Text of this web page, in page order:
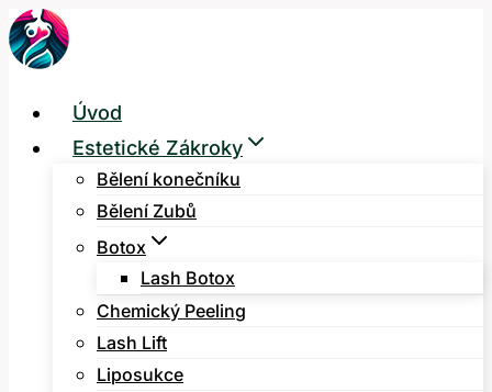
Přeskočit
na
Úvod
Estetické Zákroky
Bělení konečníku
Bělení Zubů
Botox
Lash Botox
Chemický Peeling
Lash Lift
Liposukce